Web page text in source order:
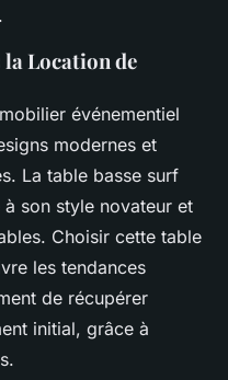
la Location de
événementiel
modernes et
La table basse surf
son style novateur et
Choisir cette table
les tendances
de récupérer
initial, grâce à